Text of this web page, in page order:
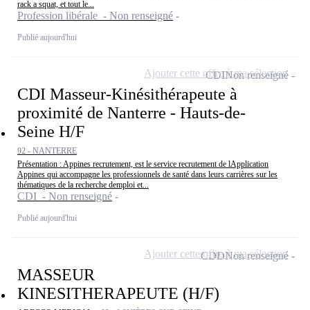
rack a squat, et tout le...
Profession libérale - Non renseigné
Publié aujourd'hui
CDI Masseur-Kinésithérapeute à
proximité de Nanterre - Hauts-de-
Seine H/F
92 - NANTERRE
Présentation : Appines recrutement, est le service recrutement de lApplication
Appines qui accompagne les professionnels de santé dans leurs carrières sur les
thématiques de la recherche demploi et...
CDI - Non renseigné
Publié aujourd'hui
CDINon renseigné
Ajouter cette offre à ma sélection
MASSEUR
KINESITHERAPEUTE (H/F)
CDDNon renseigné
Ajouter cette offre à ma sélection